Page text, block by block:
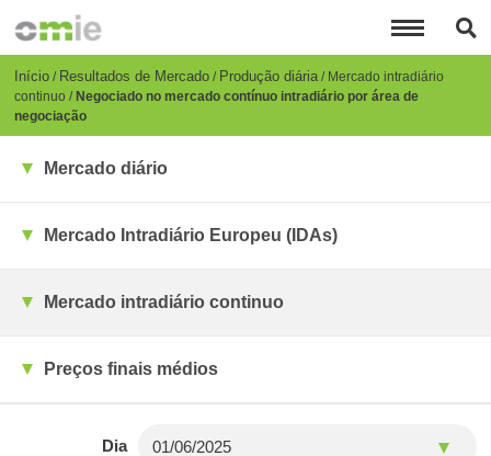
para
conteúdo
principal
Breadcrumb
Início Resultados de Mercado Produção diária Mercado intradiário
continuo Negociado no mercado contínuo intradiário por área de
negociação
Mercado diário
Mercado Intradiário Europeu (IDAs)
Mercado intradiário continuo
Preços finais médios
Dia